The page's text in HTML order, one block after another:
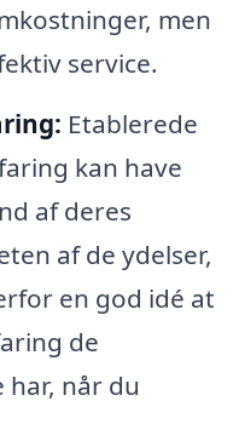
men
service.
Etablerede
kan have
af deres
af de ydelser,
en god idé at
de
når du